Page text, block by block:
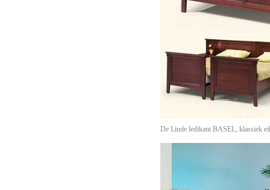
De Linde ledikant BASEL, klassiek